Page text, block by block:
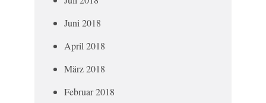
Juni 2018
April 2018
März 2018
Februar 2018